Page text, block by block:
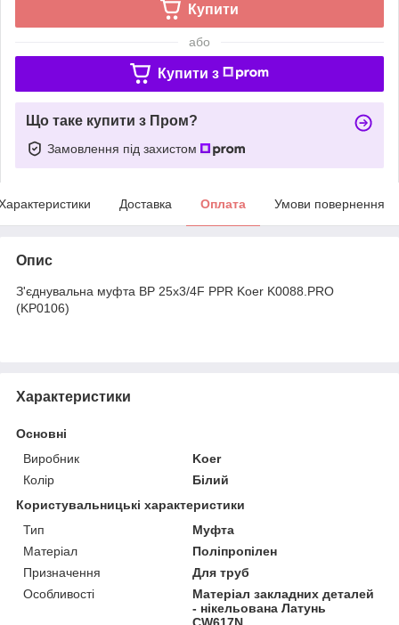
Купити
або
Купити з
Що таке купити з Пром?
Замовлення під захистом
Доставка Оплата Умови повернення
Опис
З'єднувальна муфта ВР 25x3/4F PPR Koer K0088.PRO
(KP0106)
Характеристики
Основні
Виробник
Koer
Колір
Білий
Користувальницькі характеристики
Тип
Муфта
Матеріал
Поліпропілен
Призначення
Для труб
Особливості
Матеріал закладних деталей
- нікельована Латунь
CW617N